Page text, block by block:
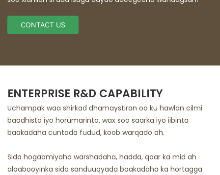
CONTACT US
ENTERPRISE R&D CAPABILITY
Uchampak waa shirkad dhamaystiran oo ku hawlan cilmi
baadhista iyo horumarinta, wax soo saarka iyo iibinta
baakadaha cuntada fudud, koob warqado ah.
Sida hogaamiyaha warshadaha, hadda, qaar ka mid ah
alaabooyinka sida sanduuqyada baakadaha ka hortagga